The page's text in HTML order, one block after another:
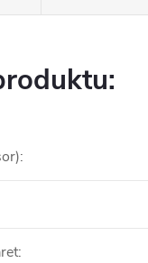
:
: